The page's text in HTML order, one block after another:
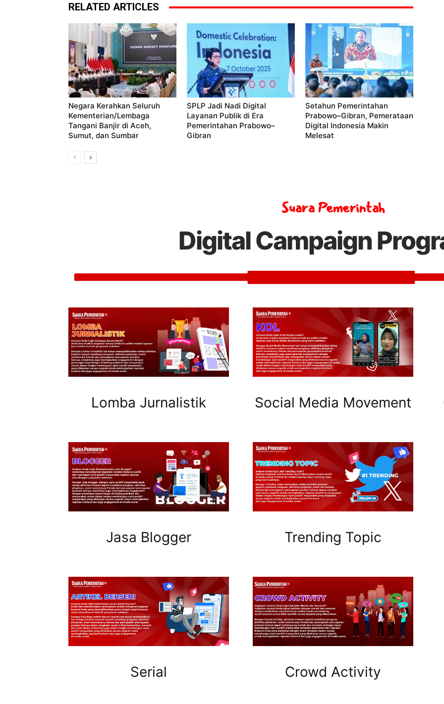
RELATED ARTICLES
Negara Kerahkan Seluruh
Kementerian/Lembaga
Tangani Banjir di Aceh,
Sumut, dan Sumbar
SPLP Jadi Nadi Digital
Layanan Publik di Era
Pemerintahan Prabowo–
Gibran
Setahun Pemerintahan
Prabowo–Gibran, Pemerataan
Digital Indonesia Makin
Melesat
Suara Pemerintah
Digital Campaign
Lomba Jurnalistik
Jasa Blogger
Serial
Social Media Movement
Trending Topic
Crowd Activity